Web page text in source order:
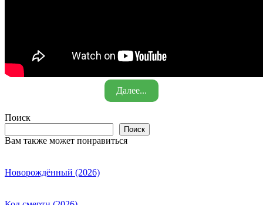
Далее...
Поиск
Поиск
Вам также может понравиться
Новорождённый (2026)